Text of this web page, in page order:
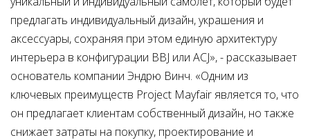
предлагать индивидуальный дизайн, украшения и
аксессуары, сохраняя при этом единую архитектуру
интерьера в конфигурации BBJ или ACJ», - рассказывает
основатель компании Эндрю Винч. «Одним из
ключевых преимуществ Project Mayfair является то, что
он предлагает клиентам собственный дизайн, но также
снижает затраты на покупку, проектирование и